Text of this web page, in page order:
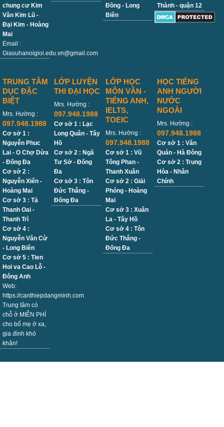
chung cư Kim
Văn Kim Lũ -
Đại Kim - Hoàng
Mai
Email :
Giasuhanoigioi.edu.vn@gmail.com
Đồng - Long
Biên
Thành - quận 12
TRUNG TÂM
DỤC ĐẶC
BIỆT
Mrs. Hường :
097.948.1988
Cơ sở 1 :
Nguyễn Phuc
Lai - O Chợ Dừa
- Đống Đa
Cơ sở 2 :
Nguyễn Xiển -
Hoàng Mai
Cơ sở 3 : Tả
Thanh Oai -
Thanh Trì
Cơ sở 4 :
Nguyễn Văn Cừ
- Long Biên
Cơ sở 5 : Tien
Hoi va Cao Lỗ -
Đông Anh
Web:
https://canthiepdangminh.com
Trung tâm có
chỗ ở MIỄN PHÍ
cho bố mẹ ở xa,
gia đình khó
khăn!
LỚP LUYỆN
THI ĐẠI HỌC
Mrs. Hường :
097.948.1988
Cơ sở 1 : Lạc
Long Quân - Tây
Hồ
Cơ sở 2 : Ngã
Tư Sở - Đống
Đa
Cơ sở 3 : Tôn
Đức Thắng -
Đống Đa
LỚP HỌC
MÔN VĂN -
TIẾNG ANH,
IELTS,
TOEIC
Mrs. Hường :
097.948.1988
Cơ sở 1 : Vũ
Tông Phan -
Thanh Xuân
Cơ sở 2 : Giải
Phóng - Hoàng
Mai
Cơ sở 3 : Xuân
La - Tây Hồ
Cơ sở 4 : Tôn
Đức Thắng -
Đống Đa
HỌC TIẾNG
ANH NGƯỜI
NƯỚC
NGOÀI
Mrs. Hường :
097.948.1988
Cơ sở 1 : Văn
Quán - Hà Đông
Cơ sở 2 : Trung
Hòa - Nhân
Chính